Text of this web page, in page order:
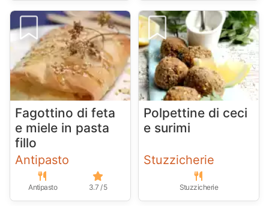
Fagottino di feta
e miele in pasta
fillo
Antipasto
Antipasto 3.7 / 5
Polpettine di ceci
e surimi
Stuzzicherie
Stuzzicherie